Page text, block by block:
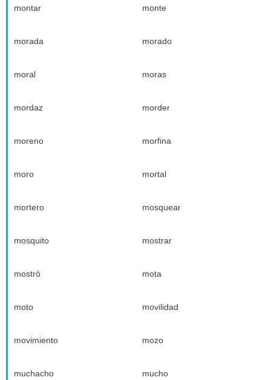
montar monte
morada morado
moral moras
mordaz morder
moreno morfina
moro mortal
mortero mosquear
mosquito mostrar
mostró mota
moto movilidad
movimiento mozo
muchacho mucho